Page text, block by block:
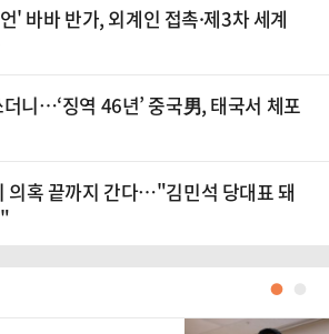
' 바바 반가, 외계인 접촉·제3차 세계
니…‘징역 46년’ 중국男, 태국서 체포
의혹 끝까지 간다…"김민석 당대표 돼
●